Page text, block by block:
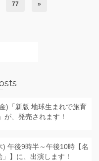
77 »
)「新版 地球生まれで旅育
が、発売されます！
) 午後9時半～午後10時【名
】に、出演します！